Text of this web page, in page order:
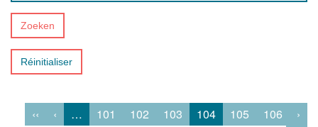
Zoeken
Réinitialiser
‹‹ ‹ … 101 102 103 104 105 106
›